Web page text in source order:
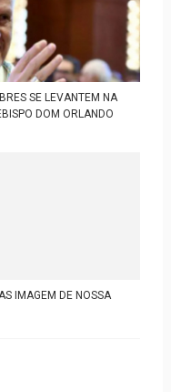
SE LEVANTEM NA
DOM ORLANDO
IMAGEM DE NOSSA